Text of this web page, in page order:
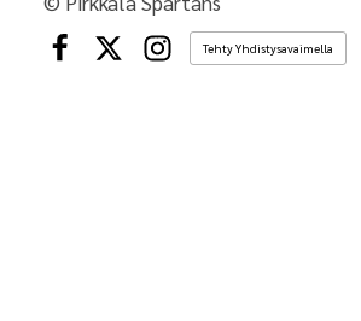
Instagram
Tehty Yhdistysavaimella